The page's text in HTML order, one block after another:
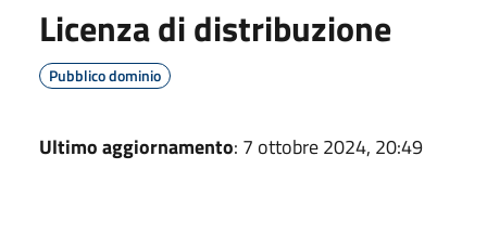
Licenza di distribuzione
Pubblico dominio
Ultimo aggiornamento: 7 ottobre 2024, 20:49